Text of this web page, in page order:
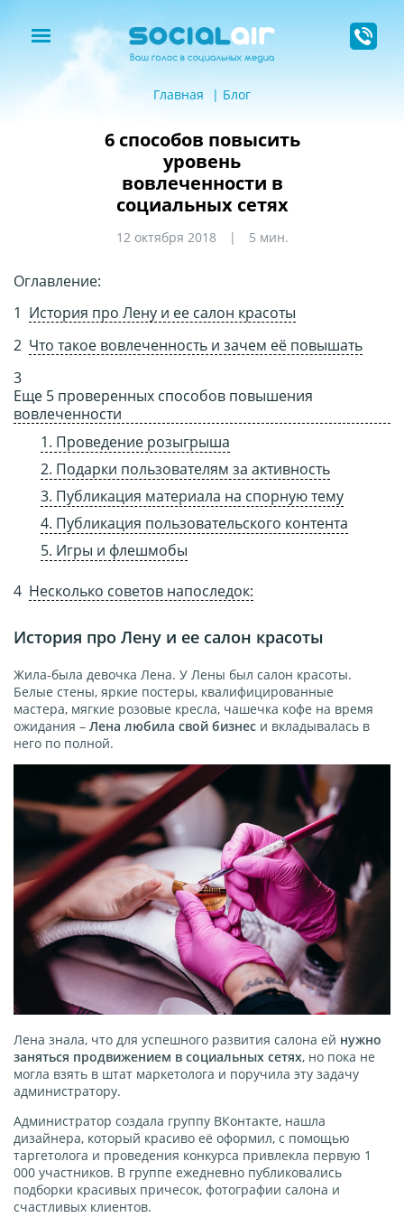
Главная Блог
6 способов повысить
уровень
вовлеченности в
социальных сетях
12 октября 2018 5 мин.
Оглавление:
История про Лену и ее салон красоты
Что такое вовлеченность и зачем её повышать
Еще 5 проверенных способов повышения
вовлеченности
1. Проведение розыгрыша
2. Подарки пользователям за активность
3. Публикация материала на спорную тему
4. Публикация пользовательского контента
5. Игры и флешмобы
Несколько советов напоследок:
История про Лену и ее салон красоты
Жила-была девочка Лена. У Лены был салон красоты.
Белые стены, яркие постеры, квалифицированные
мастера, мягкие розовые кресла, чашечка кофе на время
ожидания – Лена любила свой бизнес и вкладывалась в
него по полной.
Лена знала, что для успешного развития салона ей нужно
заняться продвижением в социальных сетях, но пока не
могла взять в штат маркетолога и поручила эту задачу
администратору.
Администратор создала группу ВКонтакте, нашла
дизайнера, который красиво её оформил, с помощью
таргетолога и проведения конкурса привлекла первую 1
000 участников. В группе ежедневно публиковались
подборки красивых причесок, фотографии салона и
счастливых клиентов.